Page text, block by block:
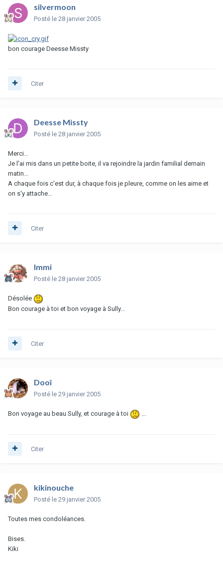
silvermoon
Posté le 28 janvier 2005
bon courage Deesse Missty
Citer
Deesse Missty
Posté le 28 janvier 2005
Merci...
Je l'ai mis dans un petite boite, il va rejoindre la jardin familial demain
matin...
A chaque fois c'est dur, à chaque fois je pleure, comme on les aime et
on s'y attache...
Citer
Immi
Posté le 28 janvier 2005
Désolée
Bon courage à toi et bon voyage à Sully...
Citer
Dooï
Posté le 29 janvier 2005
Bon voyage au beau Sully, et courage à toi
Citer
kikinouche
Posté le 29 janvier 2005
Toutes mes condoléances.
Bises.
Kiki